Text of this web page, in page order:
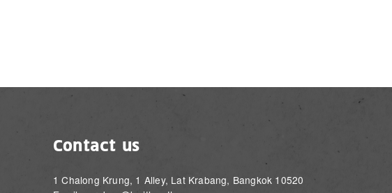
Contact us
1 Chalong Krung, 1 Alley, Lat Krabang, Bangkok 10520